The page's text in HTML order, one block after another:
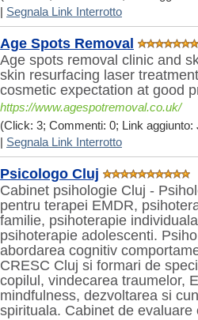
Segnala Link Interrotto
Age Spots Removal
Age spots removal clinic and
skin resurfacing laser
cosmetic expectation at good
https://www.agespotremoval.co.uk/
(Click: 3; Commenti: 0; Link aggiunto:
Segnala Link Interrotto
Psicologo Cluj
Cabinet psihologie Cluj -
pentru terapei EMDR,
familie, psihoterapie
psihoterapie adolescenti.
abordarea cognitiv
CRESC Cluj si formari de
copilul, vindecarea traumelor,
mindfulness, dezvoltarea si
spirituala. Cabinet de